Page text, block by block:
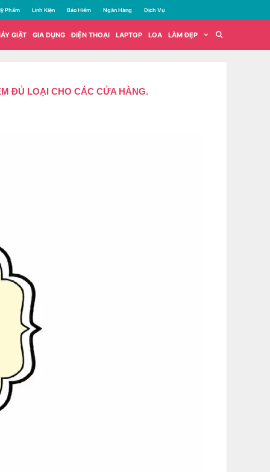
Phẩm Linh Kiện Bảo Hiểm Ngân Hàng Dịch Vụ
GIẶT GIA DỤNG ĐIỆN THOẠI LAPTOP LOA LÀM ĐẸP
ĐỦ LOẠI CHO CÁC CỬA HÀNG.